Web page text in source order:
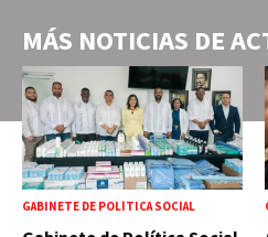
MÁS NOTICIAS DE
GABINETE DE POLÍTICA SOCIAL